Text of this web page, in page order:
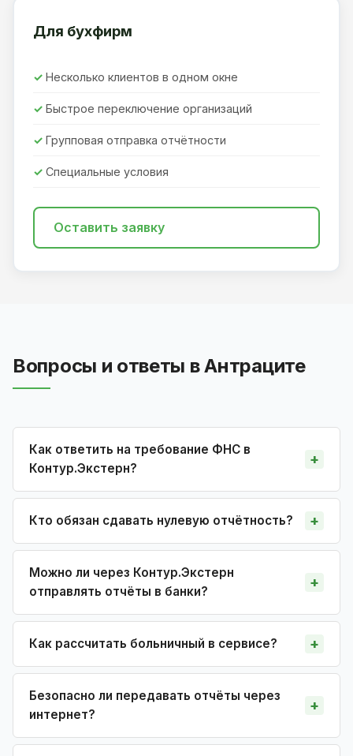
Для бухфирм
Несколько клиентов в одном окне
Быстрое переключение организаций
Групповая отправка отчётности
Специальные условия
Оставить заявку
Вопросы и ответы в Антраците
Как ответить на требование ФНС в
Контур.Экстерн?
Кто обязан сдавать нулевую отчётность?
Можно ли через Контур.Экстерн
отправлять отчёты в банки?
Как рассчитать больничный в сервисе?
Безопасно ли передавать отчёты через
интернет?